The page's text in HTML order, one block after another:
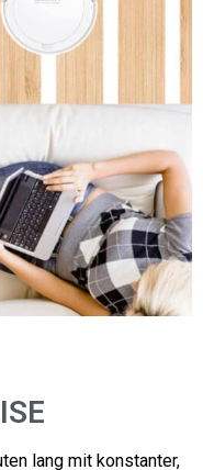
lang mit konstanter,